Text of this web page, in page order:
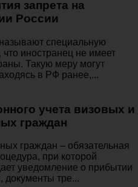
запрета на
России
специальную
иностранец не имеет
Такую меру могут
в РФ ранее,...
учета визовых и
граждан
граждан – обязательная
при которой
уведомление о прибытии
документы тре...